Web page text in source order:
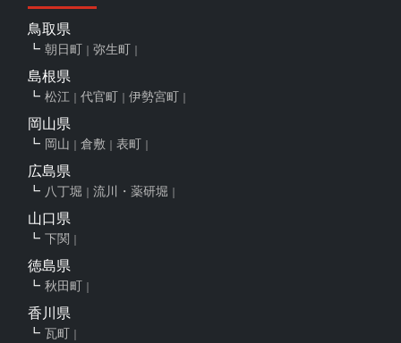
鳥取県
朝日町 弥生町
島根県
松江 代官町 伊勢宮町
岡山県
岡山 倉敷 表町
広島県
八丁堀 流川・薬研堀
山口県
下関
徳島県
秋田町
香川県
瓦町